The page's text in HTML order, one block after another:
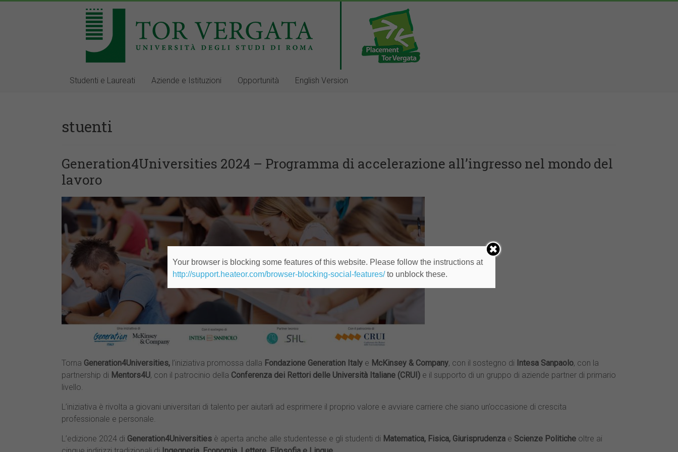
Studenti e Laureati Aziende e Istituzioni Opportunità English Version
stuenti
Generation4Universities 2024 – Programma di accelerazione all’ingresso nel mondo del
lavoro
Torna Generation4Universities, l’iniziativa promossa dalla Fondazione Generation Italy e McKinsey & Company, con il sostegno di Intesa Sanpaolo, con la
partnership di Mentors4U, con il patrocinio della Conferenza dei Rettori delle Università Italiane (CRUI) e il supporto di un gruppo di aziende partner di primario
livello.
L’iniziativa è rivolta a giovani universitari di talento per aiutarli ad esprimere il proprio valore e avviare carriere che siano un’occasione di crescita
professionale e personale.
L’edizione 2024 di Generation4Universities è aperta anche alle studentesse e gli studenti di Matematica, Fisica, Giurisprudenza e Scienze Politiche oltre ai
Your browser is blocking some features of this website. Please follow the instructions at
http://support.heateor.com/browser-blocking-social-features/to unblock these.